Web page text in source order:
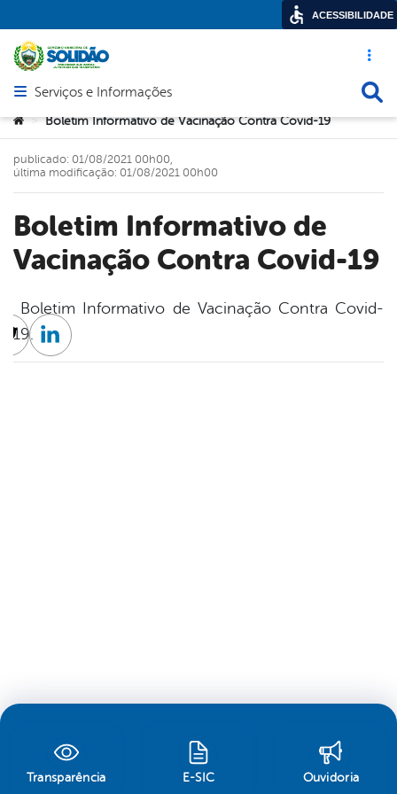
Acesso
Abrir menu principal de navegação
Serviços e Informações
Você está aqui:
> Boletim Informativo de Vacinação Contra Covid-19
Boletim Informativo de
Vacinação Contra Covid-19
publicado: 01/08/2021 00h00,
última modificação: 01/08/2021 00h00
Boletim Informativo de Vacinação Contra Covid-
19.
Twitter
Linkedin
Transparência E-SIC Ouvidoria
ACESSIBILIDADE